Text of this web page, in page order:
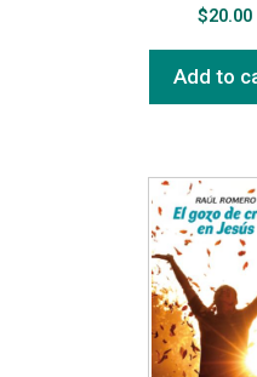
$20.00
Add to